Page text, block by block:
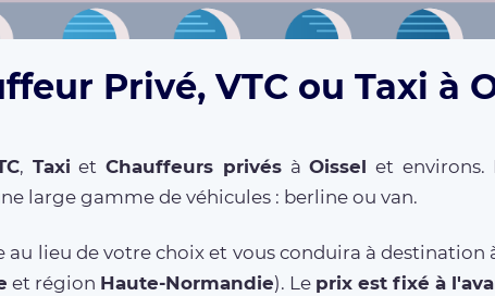
Privé, VTC ou Taxi à
, Taxi etChauffeurs privésàOissel et environs.
large gamme de véhicules : berline ou van.
lieu de votre choix et vous conduira à destination
et région Haute-Normandie). Le prix est fixé à